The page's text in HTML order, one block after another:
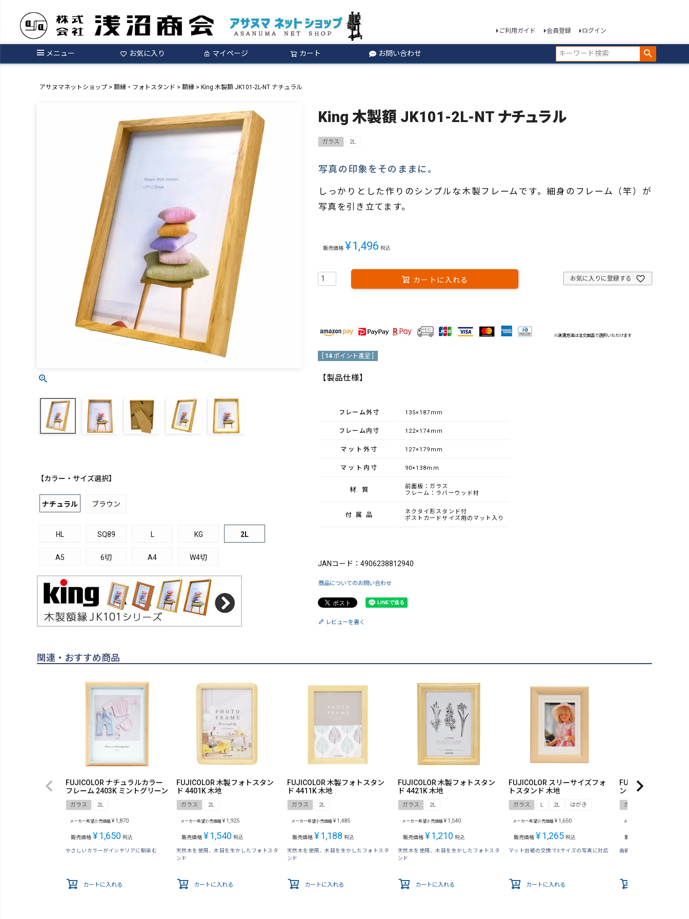
ご利用ガイド 会員登録 ログイン
メニュー お気に入り マイページ カート お問い合わせ
検索
アサヌマネットショップ 額縁・フォトスタンド 額縁 King 木製額 JK101-2L-NT ナチュラル
【カラー・サイズ選択】
ナチュラル ブラウン
HL SQ89 L KG 2L
A5 6切 A4 W4切
King 木製額 JK101-2L-NT ナチュラル
ガラス 2L
写真の印象をそのままに。
しっかりとした作りのシンプルな木製フレームです。細身のフレーム（竿）が
写真を引き立てます。
販売価格 ¥1,496 税込
お気に入りに登録する
カートに入れる
※決済方法は注文画面で選択いただけます
14 ポイント進呈 ]
【製品仕様】
フレーム外寸 135×187mm
フレーム内寸 122×174mm
マット外寸 127×179mm
マット内寸 90×138mm
材質
前面板：ガラス
フレーム：ラバーウッド材
付属品
ネクタイ形スタンド付
ポストカードサイズ用のマット入り
JANコード：4906238812940
商品についてのお問い合わせ
レビューを書く
関連・おすすめ商品
FUJICOLOR ナチュラルカラー
フレーム 2403K ミントグリーン
ガラス 2L
メーカー希望小売価格 ¥ 1,870
販売価格 ¥1,650 税込
やさしいカラーがインテリアに馴染む
カートに入れる
FUJICOLOR 木製フォトスタン
ド 4401K 木地
ガラス 2L
メーカー希望小売価格 ¥ 1,925
販売価格 ¥1,540 税込
天然木を使用、木目を生かしたフォトスタ
ンド
カートに入れる
FUJICOLOR 木製フォトスタン
ド 4411K 木地
ガラス 2L
メーカー希望小売価格 ¥ 1,485
販売価格 ¥1,188 税込
天然木を使用、木目を生かしたフォトスタ
ンド
カートに入れる
FUJICOLOR 木製フォトスタン
ド 4421K 木地
ガラス 2L
メーカー希望小売価格 ¥ 1,540
販売価格 ¥1,210 税込
天然木を使用、木目を生かしたフォトスタ
ンド
カートに入れる
FUJICOLOR スリーサイズフォ
トスタンド 木地
ガラス L 2L はがき
メーカー希望小売価格 ¥ 1,650
販売価格 ¥1,265 税込
マット台紙の交換で3サイズの写真に対応
カートに入れる
FUJICOLOR メタル
ンド 5401K
ガラス
メーカー希望小売価格
販売価格
高級感あふれるメタルフォ